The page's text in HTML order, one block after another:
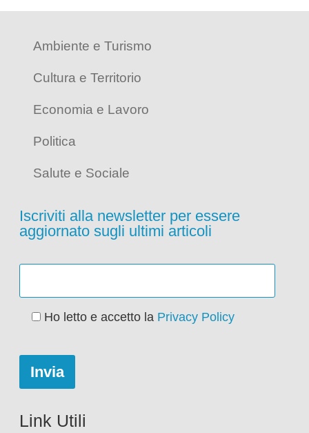
Ambiente e Turismo
Cultura e Territorio
Economia e Lavoro
Politica
Salute e Sociale
Iscriviti alla newsletter per essere
aggiornato sugli ultimi articoli
Ho letto e accetto la Privacy Policy
Link Utili